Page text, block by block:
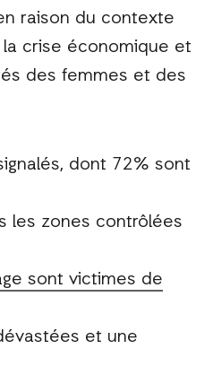
raison du contexte
crise économique et
des femmes et des
dont 72% sont
les zones contrôlées
sont victimes de
et une